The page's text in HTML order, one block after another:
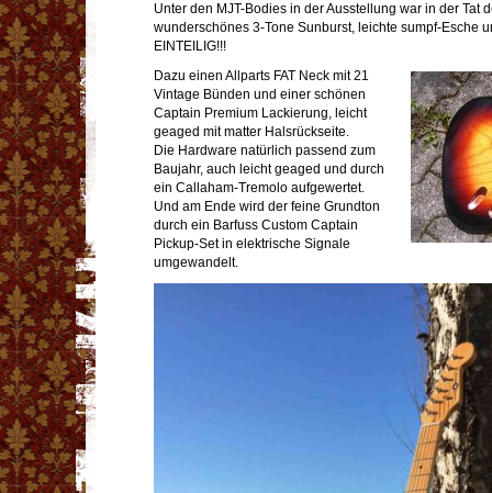
Unter den MJT-Bodies in der Ausstellung war in der Tat
wunderschönes 3-Tone Sunburst, leichte sumpf-Esche
EINTEILIG!!!
Dazu einen Allparts FAT Neck mit 21
Vintage Bünden und einer schönen
Captain Premium Lackierung, leicht
geaged mit matter Halsrückseite.
Die Hardware natürlich passend zum
Baujahr, auch leicht geaged und durch
ein Callaham-Tremolo aufgewertet.
Und am Ende wird der feine Grundton
durch ein Barfuss Custom Captain
Pickup-Set in elektrische Signale
umgewandelt.